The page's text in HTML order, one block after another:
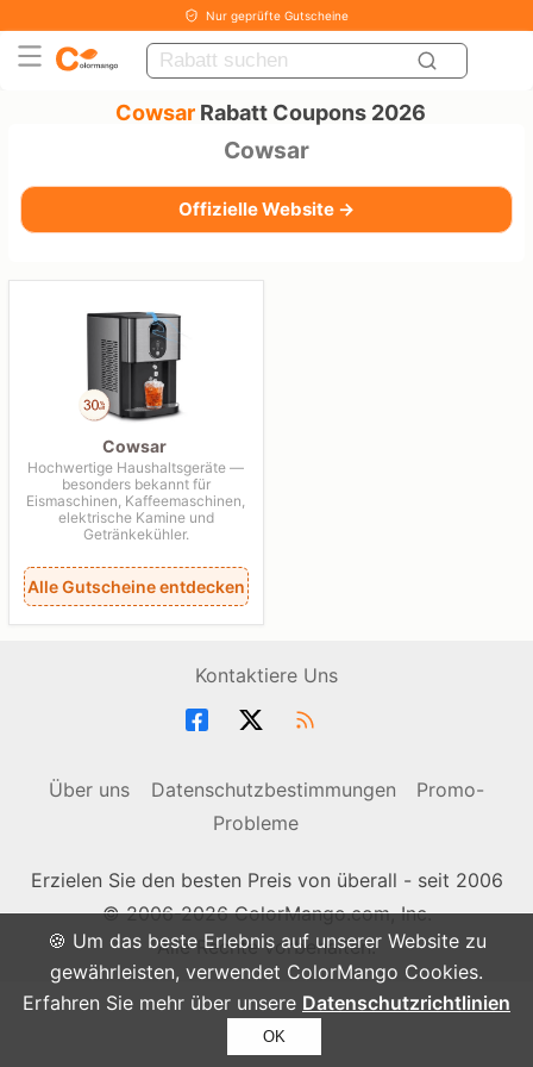
🍪 Um das beste Erlebnis auf unserer Website zu
gewährleisten, verwendet ColorMango Cookies.
Erfahren Sie mehr über unsere Datenschutzrichtlinien
OK
Nur geprüfte Gutscheine
CowsarRabatt Coupons 2026
Cowsar
Offizielle Website →
Cowsar
Hochwertige Haushaltsgeräte —
besonders bekannt für
Eismaschinen, Kaffeemaschinen,
elektrische Kamine und
Getränkekühler.
Alle Gutscheine entdecken
Kontaktiere Uns
Über uns Datenschutzbestimmungen
Promo-
Probleme
Erzielen Sie den besten Preis von überall - seit 2006
© 2006-2026 ColorMango.com, Inc.
Alle Rechte vorbehalten.